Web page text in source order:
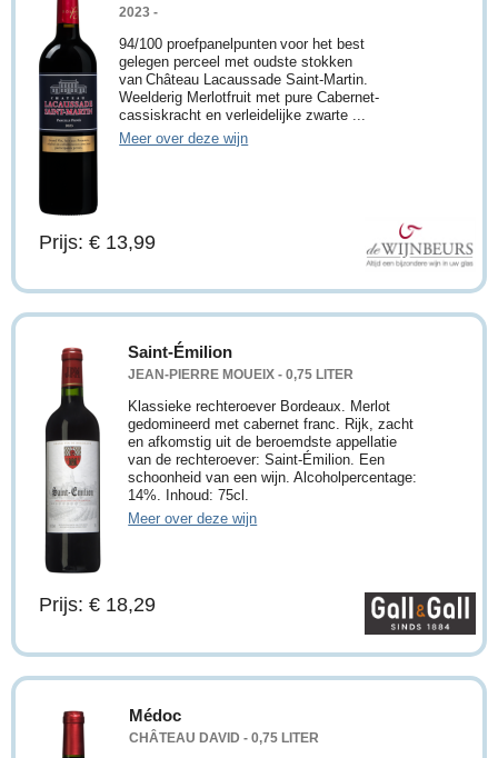
2023 -
94/100 proefpanelpunten voor het best
gelegen perceel met oudste stokken
van Château Lacaussade Saint-Martin.
Weelderig Merlotfruit met pure Cabernet-
cassiskracht en verleidelijke zwarte ...
Meer over deze wijn
Prijs: € 13,99
Saint-Émilion
JEAN-PIERRE MOUEIX - 0,75 LITER
Klassieke rechteroever Bordeaux. Merlot
gedomineerd met cabernet franc. Rijk, zacht
en afkomstig uit de beroemdste appellatie
van de rechteroever: Saint-Émilion. Een
schoonheid van een wijn. Alcoholpercentage:
14%. Inhoud: 75cl.
Meer over deze wijn
Prijs: € 18,29
Médoc
CHÂTEAU DAVID - 0,75 LITER